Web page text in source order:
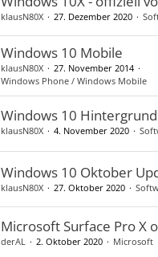
klausN80X 27. Dezember 2020
Windows 10 Mobile
klausN80X
27. November 2014
Windows Phone / Windows Mobile
Windows 10
klausN80X 4. November 2020
Windows 10 Oktober
klausN80X 27. Oktober 2020
Microsoft Surface Pro X
derAL 2. Oktober 2020 Microsoft